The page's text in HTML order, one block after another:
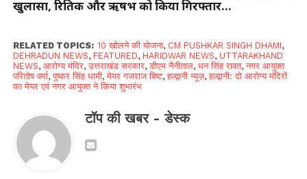
खुलासा, रितिक और ऋषभ को किया गिरफ्तार…
RELATED TOPICS: 10 खोलने की योजना, CM PUSHKAR SINGH DHAMI,
DEHRADUN NEWS, FEATURED, HARIDWAR NEWS, UTTARAKHAND
NEWS, आरोग्य मंदिर,उत्तराखंड सरकार,डीएम नैनीताल, धन सिंह रावत,नगर आयुक्त
परितोष वर्मा,पुष्कर सिंह धामी,मेयर गजराज बिष्ट,हल्द्वानी न्यूज़,हल्द्वानी: दो आरोग्य मंदिरों
का मेयर एवं नगर आयुक्त ने किया शुभारंभ
टॉप की खबर - डेस्क